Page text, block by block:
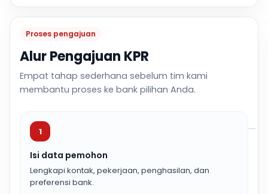
Proses pengajuan
Alur Pengajuan KPR
Empat tahap sederhana sebelum tim kami
membantu proses ke bank pilihan Anda.
1
Isi data pemohon
Lengkapi kontak, pekerjaan, penghasilan, dan
preferensi bank.